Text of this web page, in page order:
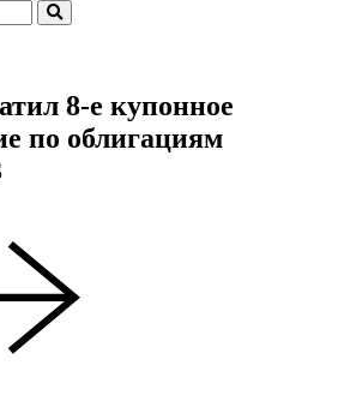
8-е купонное
по облигациям